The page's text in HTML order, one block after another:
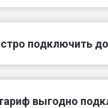
подключить
выгодно